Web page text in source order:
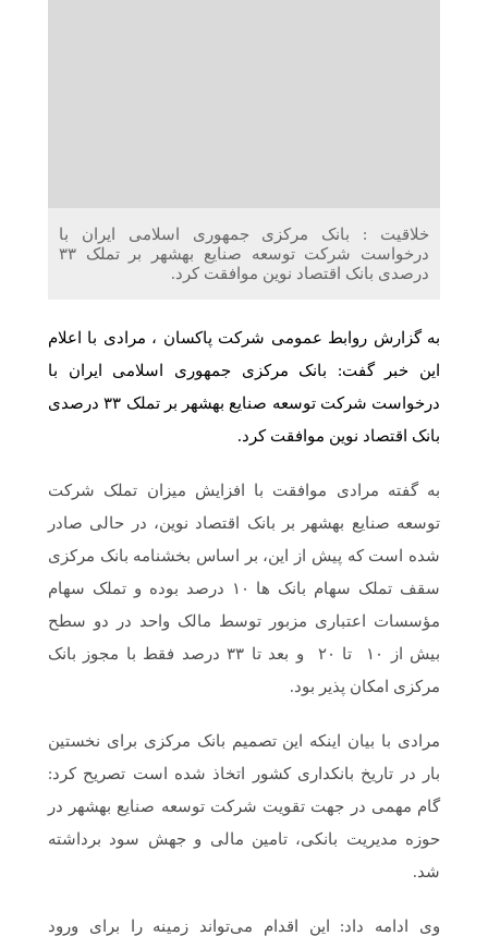
خلاقیت : بانک مرکزی جمهوری اسلامی ایران با
درخواست شرکت توسعه صنایع بهشهر بر تملک ۳۳
درصدی بانک اقتصاد نوین موافقت کرد.
به گزارش روابط عمومی شرکت پاکسان ، مرادی با اعلام
این خبر گفت: بانک مرکزی جمهوری اسلامی ایران با
درخواست شرکت توسعه صنایع بهشهر بر تملک ۳۳ درصدی
بانک اقتصاد نوین موافقت کرد.
به گفته مرادی موافقت با افزایش میزان تملک شرکت
توسعه صنایع بهشهر بر بانک اقتصاد نوین، در حالی صادر
شده است که پیش از این، بر اساس بخشنامه بانک مرکزی
سقف تملک سهام بانک ها ۱۰ درصد بوده و تملک سهام
مؤسسات اعتباری مزبور توسط مالک واحد در دو سطح
بیش از ۱۰ ‌ تا ۲۰ ‌ و بعد تا ۳۳ ‌درصد فقط با مجوز بانک
مرکزی امکان پذیر بود.
مرادی با بیان اینکه این تصمیم بانک مرکزی برای نخستین
بار در تاریخ بانکداری کشور اتخاذ شده است تصریح کرد:
گام مهمی در جهت تقویت شرکت توسعه صنایع بهشهر در
حوزه مدیریت بانکی، تامین مالی و جهش سود برداشته
شد.
وی ادامه داد: این اقدام می‌تواند زمینه را برای ورود